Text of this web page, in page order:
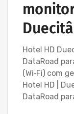
Hotel HD
DataRoad
(Wi‑Fi) com
Hotel HD |
DataRoad